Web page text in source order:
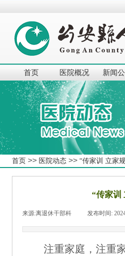
首页 医院概况 新闻
首页 >> 医院动态 >> “传家训 立家
“传家
来源:离退休干部科 发布时间:
注重家庭，注重